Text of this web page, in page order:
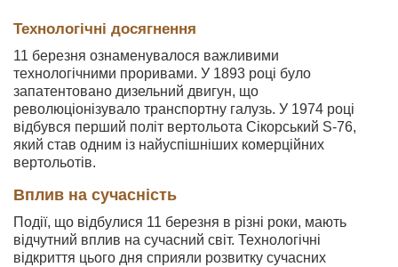
Технологічні досягнення
11 березня ознаменувалося важливими
технологічними проривами. У 1893 році було
запатентовано дизельний двигун, що
революціонізувало транспортну галузь. У 1974 році
відбувся перший політ вертольота Сікорський S-76,
який став одним із найуспішніших комерційних
вертольотів.
Вплив на сучасність
Події, що відбулися 11 березня в різні роки, мають
відчутний вплив на сучасний світ. Технологічні
відкриття цього дня сприяли розвитку сучасних